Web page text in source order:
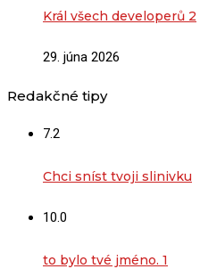
Král všech developerů 2
29. júna 2026
Redakčné tipy
7.2
Chci sníst tvoji slinivku
10.0
to bylo tvé jméno. 1